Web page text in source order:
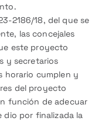
2186/18, del que se
las concejales
este proyecto
y secretarios
horario cumplen y
del proyecto
función de adecuar
dio por finalizada la